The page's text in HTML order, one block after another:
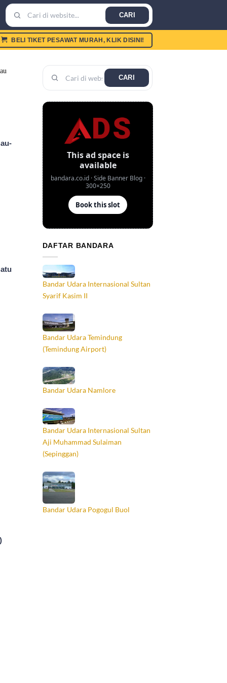
CARI
BELI TIKET PESAWAT MURAH, KLIK DISINI!
CARI
DAFTAR BANDARA
Bandar Udara Internasional Sultan
Syarif Kasim II
Bandar Udara Temindung
(Temindung Airport)
Bandar Udara Namlore
Bandar Udara Internasional Sultan
Aji Muhammad Sulaiman
(Sepinggan)
Bandar Udara Pogogul Buol